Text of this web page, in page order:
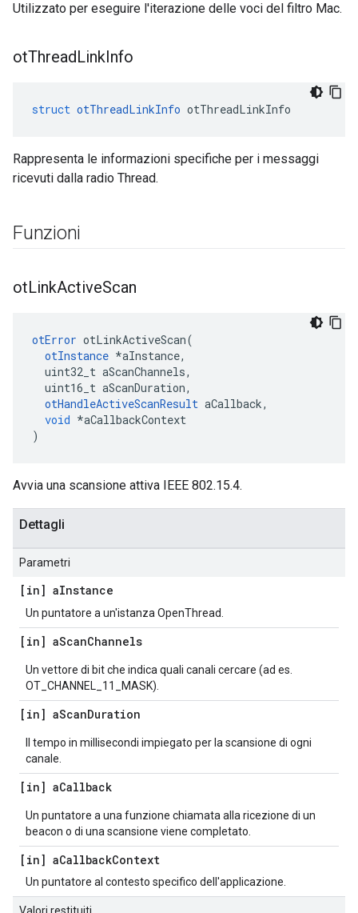
Utilizzato per eseguire l'iterazione delle voci del filtro Mac.
otThreadLinkInfo
struct otThreadLinkInfo otThreadLinkInfo
Rappresenta le informazioni specifiche per i messaggi
ricevuti dalla radio Thread.
Funzioni
otLinkActiveScan
otError otLinkActiveScan(
otInstance *aInstance,
uint32_t aScanChannels,
uint16_t aScanDuration,
otHandleActiveScanResult aCallback,
void *aCallbackContext
)
Avvia una scansione attiva IEEE 802.15.4.
Dettagli
Parametri
[in] aInstance
Un puntatore a un'istanza OpenThread.
[in] aScanChannels
Un vettore di bit che indica quali canali cercare (ad es.
OT_CHANNEL_11_MASK).
[in] aScanDuration
Il tempo in millisecondi impiegato per la scansione di ogni
canale.
[in] aCallback
Un puntatore a una funzione chiamata alla ricezione di un
beacon o di una scansione viene completato.
[in] aCallbackContext
Un puntatore al contesto specifico dell'applicazione.